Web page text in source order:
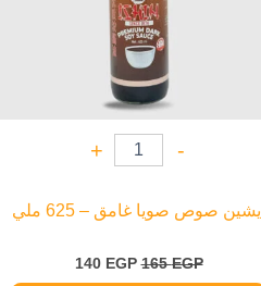
-
+
إيشين صوص صويا غامق – 625 ملي
165EGP
140 EGP